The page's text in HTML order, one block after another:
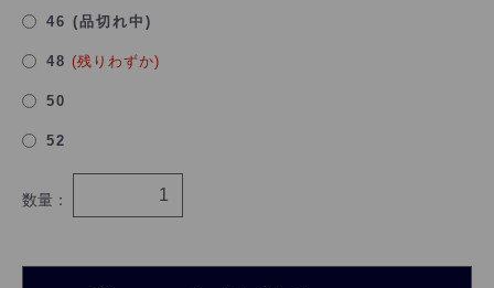
46 (品切れ中)
48 (残りわずか)
50
52
数量：